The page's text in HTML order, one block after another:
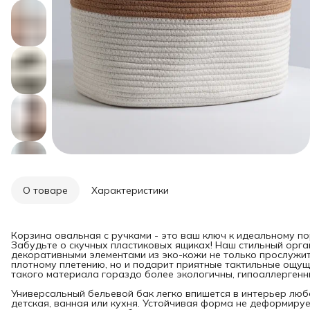
О товаре Характеристики
Корзина овальная с ручками - это ваш ключ к идеальному
Забудьте о скучных пластиковых ящиках! Наш стильный
декоративными элементами из эко-кожи не только
плотному плетению, но и подарит приятные тактильные
такого материала гораздо более экологичны,
Универсальный бельевой бак легко впишется в интерьер
детская, ванная или кухня. Устойчивая форма не